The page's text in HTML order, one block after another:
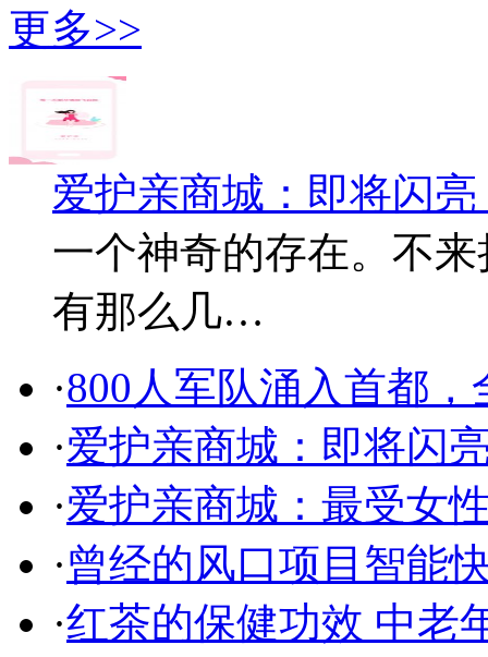
更多>>
爱护亲商城：即将闪亮
一个神奇的存在。不
有那么几…
·800人军队涌入首都
·爱护亲商城：即将闪
·爱护亲商城：最受女
·曾经的风口项目智能
·红茶的保健功效 中老